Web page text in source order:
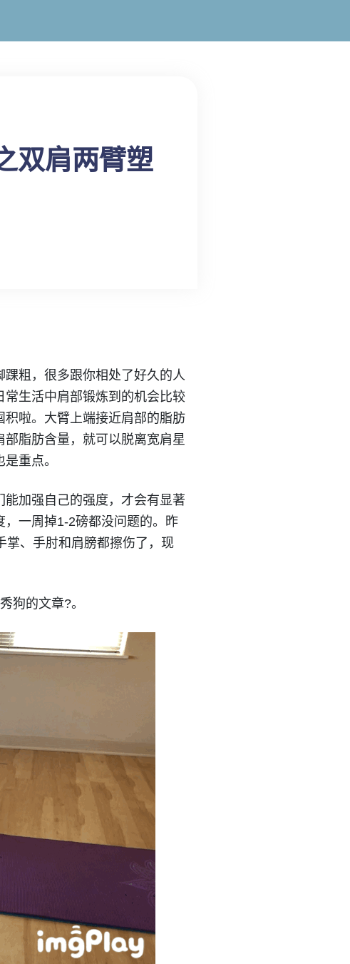
双肩两臂塑
粗，很多跟你相处了好久的人
生活中肩部锻炼到的机会比较
啦。大臂上端接近肩部的脂肪
脂肪含量，就可以脱离宽肩星
重点。
加强自己的强度，才会有显著
一周掉1-2磅都没问题的。昨
掌、手肘和肩膀都擦伤了，现
狗的文章?。